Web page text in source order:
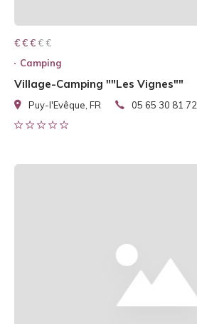
€ € € € €
€ € €
Camping
Village-Camping ""Les Vignes""
Puy-l'Evêque, FR 05 65 30 81 72